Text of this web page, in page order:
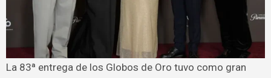
La 83ª entrega de los Globos de Oro tuvo como gran